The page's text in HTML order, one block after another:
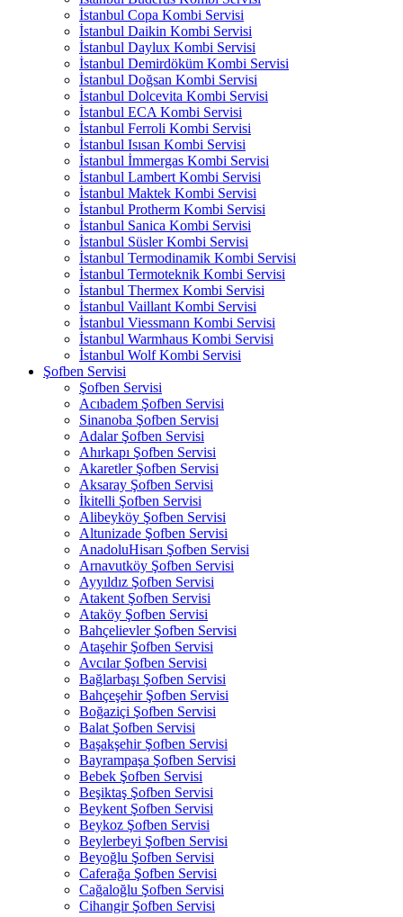
İstanbul Copa Kombi Servisi
İstanbul Daikin Kombi Servisi
İstanbul Daylux Kombi Servisi
İstanbul Demirdöküm Kombi Servisi
İstanbul Doğsan Kombi Servisi
İstanbul Dolcevita Kombi Servisi
İstanbul ECA Kombi Servisi
İstanbul Ferroli Kombi Servisi
İstanbul Isısan Kombi Servisi
İstanbul İmmergas Kombi Servisi
İstanbul Lambert Kombi Servisi
İstanbul Maktek Kombi Servisi
İstanbul Protherm Kombi Servisi
İstanbul Sanica Kombi Servisi
İstanbul Süsler Kombi Servisi
İstanbul Termodinamik Kombi Servisi
İstanbul Termoteknik Kombi Servisi
İstanbul Thermex Kombi Servisi
İstanbul Vaillant Kombi Servisi
İstanbul Viessmann Kombi Servisi
İstanbul Warmhaus Kombi Servisi
İstanbul Wolf Kombi Servisi
Şofben Servisi
Şofben Servisi
Acıbadem Şofben Servisi
Sinanoba Şofben Servisi
Adalar Şofben Servisi
Ahırkapı Şofben Servisi
Akaretler Şofben Servisi
Aksaray Şofben Servisi
İkitelli Şofben Servisi
Alibeyköy Şofben Servisi
Altunizade Şofben Servisi
AnadoluHisarı Şofben Servisi
Arnavutköy Şofben Servisi
Ayyıldız Şofben Servisi
Atakent Şofben Servisi
Ataköy Şofben Servisi
Bahçelievler Şofben Servisi
Ataşehir Şofben Servisi
Avcılar Şofben Servisi
Bağlarbaşı Şofben Servisi
Bahçeşehir Şofben Servisi
Boğaziçi Şofben Servisi
Balat Şofben Servisi
Başakşehir Şofben Servisi
Bayrampaşa Şofben Servisi
Bebek Şofben Servisi
Beşiktaş Şofben Servisi
Beykent Şofben Servisi
Beykoz Şofben Servisi
Beylerbeyi Şofben Servisi
Beyoğlu Şofben Servisi
Caferağa Şofben Servisi
Cağaloğlu Şofben Servisi
Cihangir Şofben Servisi